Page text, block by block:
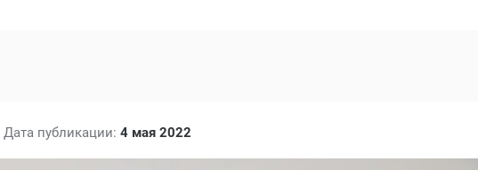
Дата публикации: 4 мая 2022